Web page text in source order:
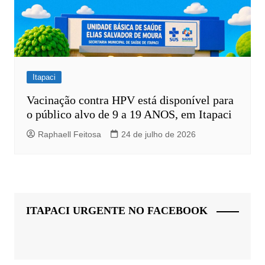
Itapaci
Vacinação contra HPV está disponível para
o público alvo de 9 a 19 ANOS, em Itapaci
Raphaell Feitosa 24 de julho de 2026
ITAPACI URGENTE NO FACEBOOK